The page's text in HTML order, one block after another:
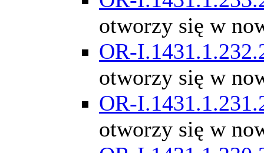
otworzy się w
OR-
otworzy się w
OR-
otworzy się w